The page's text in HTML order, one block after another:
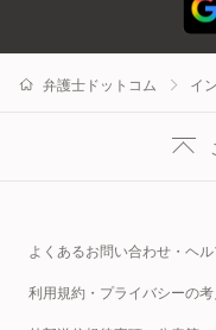
弁護士ドットコム イ
よくあるお問い合わせ・ヘ
利用規約・プライバシーの